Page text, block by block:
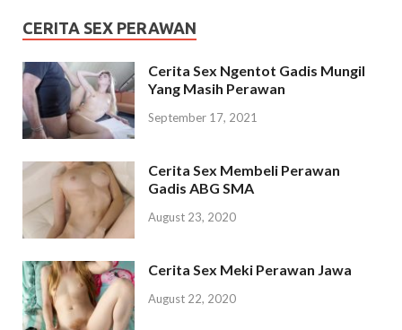
CERITA SEX PERAWAN
Cerita Sex Ngentot Gadis Mungil
Yang Masih Perawan
September 17, 2021
Cerita Sex Membeli Perawan
Gadis ABG SMA
August 23, 2020
Cerita Sex Meki Perawan Jawa
August 22, 2020